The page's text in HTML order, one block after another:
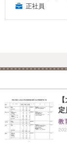
正社員
教